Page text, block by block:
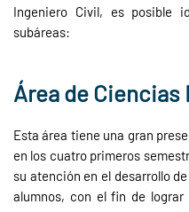
Ingeniero Civil, es posible
subáreas:
Área de Ciencias
Esta área tiene una gran
en los cuatro primeros
su atención en el desarrollo
alumnos, con el fin de